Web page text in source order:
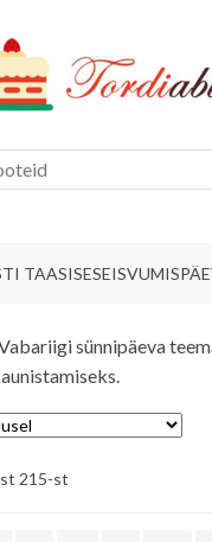
sünnipäeva
215-stSorditud